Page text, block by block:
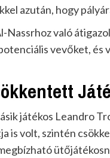
azután, hogy
való
vevőket, és
játékos Leandro
is volt, szintén